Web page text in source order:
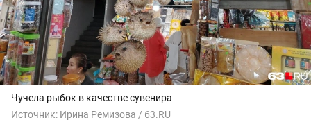
Чучела рыбок в качестве сувенира
Источник: Ирина Ремизова / 63.RU